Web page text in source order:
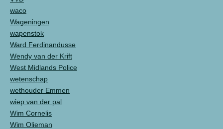
waco
Wageningen
wapenstok
Ward Ferdinandusse
Wendy van der Krift
West Midlands Police
wetenschap
wethouder Emmen
wiep van der pal
Wim Cornelis
Wim Olieman